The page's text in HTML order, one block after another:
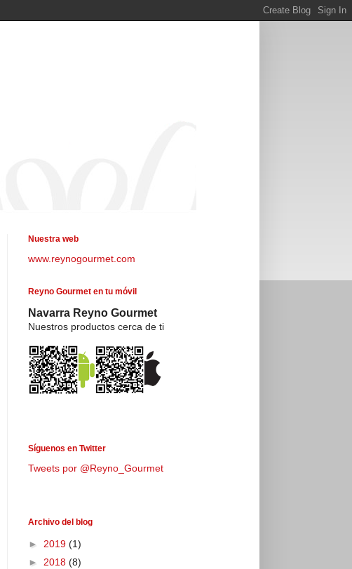
Nuestra web
www.reynogourmet.com
Reyno Gourmet en tu móvil
Navarra Reyno Gourmet
Nuestros productos cerca de ti
Síguenos en Twitter
Tweets por @Reyno_Gourmet
Archivo del blog
► 2019 (1)
► 2018 (8)